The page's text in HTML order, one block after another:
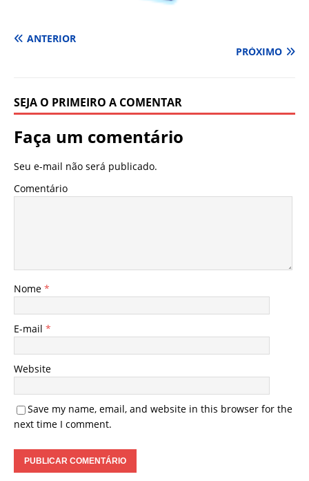
ANTERIOR
PRÓXIMO
SEJA O PRIMEIRO A COMENTAR
Faça um comentário
Seu e-mail não será publicado.
Comentário
Nome *
E-mail *
Website
Save my name, email, and website in this browser for the
next time I comment.